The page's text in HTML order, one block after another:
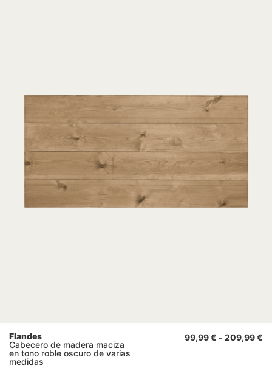
Flandes
Cabecero de madera maciza
en tono roble oscuro de varias
medidas
99,99€ - 209,99€